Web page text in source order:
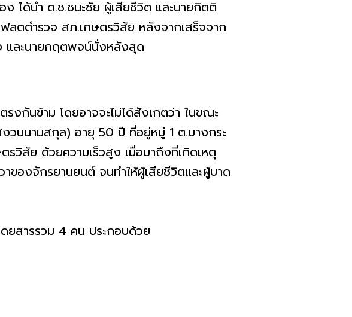
ได้นำ ด.ช.ชนะชัย ผู้เสียชีวิต และนายกิตติ
ตตำรวจ สภ.เกษตรวิสัย หลังจากเสร็จจาก
และนายกฤตพจน์นั่งหลังสุด
งกันข้าม โดยอาจจะไม่ได้สังเกตว่า ในขณะ
วนนามสกุล) อายุ 50 ปี ที่อยู่หมู่ 1 ต.บางกระ
วิสัย ด้วยความเร็วสูง เมื่อมาถึงที่เกิดเหตุ
ของจักรยานยนต์ จนทำให้ผู้เสียชีวิตและผู้บาด
ยสารรวม 4 คน ประกอบด้วย